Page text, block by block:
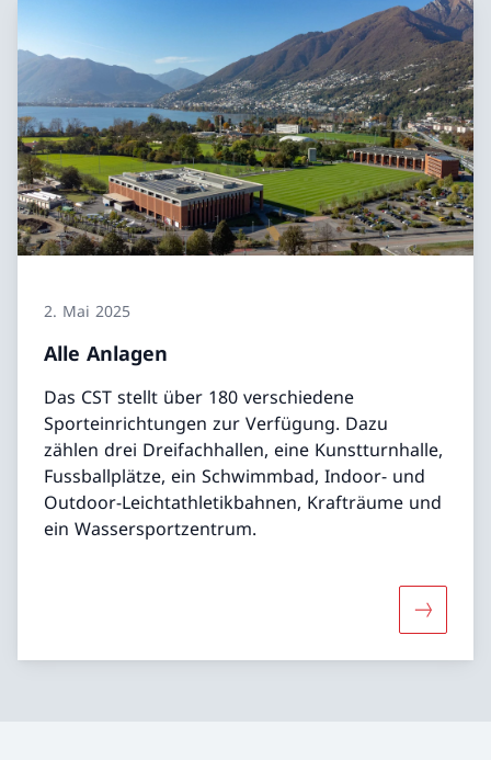
2. Mai 2025
Alle Anlagen
Das CST stellt über 180 verschiedene
Sporteinrichtungen zur Verfügung. Dazu
zählen drei Dreifachhallen, eine Kunstturnhalle,
Fussballplätze, ein Schwimmbad, Indoor- und
Outdoor-Leichtathletikbahnen, Krafträume und
ein Wassersportzentrum.
Mehr